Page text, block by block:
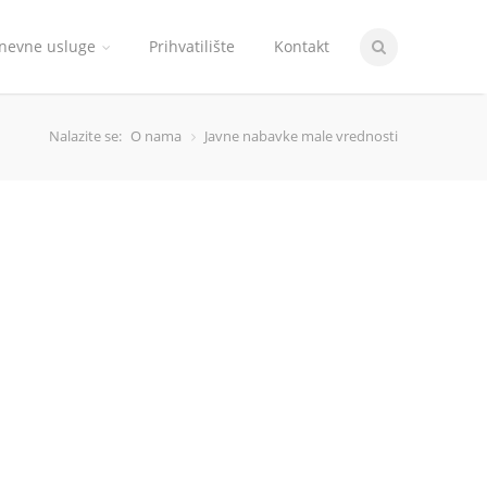
usluge Prihvatilište Kontakt
Nalazite se: O nama Javne nabavke male vrednosti